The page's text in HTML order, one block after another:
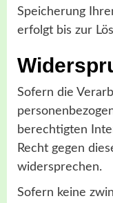
Speicherung
erfolgt bis zur
Sofern die
berechtigten
Recht gegen
widersprechen.
Sofern keine